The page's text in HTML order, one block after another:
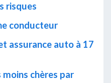
risques
conducteur
assurance auto à 17
chères par